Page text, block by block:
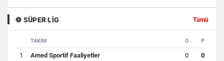
⚽ SÜPER LIG Tümü
TAKIM O P
1 Amed Sportif Faaliyetler 0 0